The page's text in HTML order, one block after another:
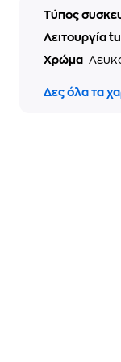
Τύπος
Λειτουργία
Χρώμα
Δες όλα τα